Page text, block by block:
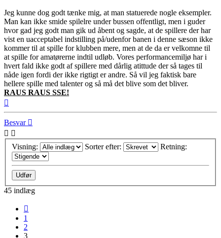
Jeg kunne dog godt tænke mig, at man statuerede nogle eksempler.
Man kan ikke smide spilelre under bussen offentligt, men i guder
hvor gad jeg godt man gik ud åbent og sagde, at de spillere der har
vist en uacceptabel indstilling på/udenfor banen i denne sæson ikke
kommer til at spille for klubben mere, men at de da er velkomne til
at spille for amatørerne indtil udløb. Vores performancemiljø har i
hvert fald ikke godt af spillere med dårlig atittude der så tages til
nåde igen fordi der ikke rigtigt er andre. Så vil jeg faktisk bare
hellere spille med talenter og så må det blive som det bliver.
RAUS RAUS SSE!
Besvar
Visning: Sorter efter: Retning:
45 indlæg
1
2
3